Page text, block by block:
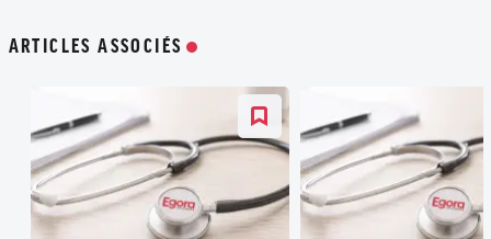
ARTICLES ASSOCIÉS